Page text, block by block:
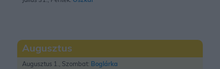
Augusztus
Augusztus 1., Szombat: Boglárka